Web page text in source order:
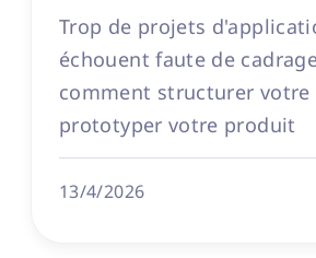
Trop de projets
échouent faute de
comment structurer votre
prototyper votre produit
13/4/2026